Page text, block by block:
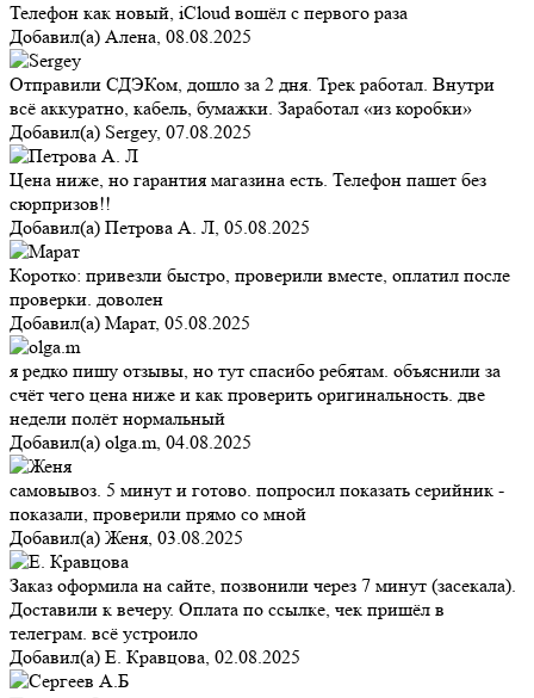
Телефон как новый, iCloud вошёл с первого раза
Добавил(а) Алена, 08.08.2025
Отправили СДЭКом, дошло за 2 дня. Трек работал. Внутри
всё аккуратно, кабель, бумажки. Заработал «из коробки»
Добавил(а) Sergey, 07.08.2025
Цена ниже, но гарантия магазина есть. Телефон пашет без
сюрпризов!!
Добавил(а) Петрова А. Л, 05.08.2025
Коротко: привезли быстро, проверили вместе, оплатил после
проверки. доволен
Добавил(а) Марат, 05.08.2025
я редко пишу отзывы, но тут спасибо ребятам. объяснили за
счёт чего цена ниже и как проверить оригинальность. две
недели полёт нормальный
Добавил(а) olga.m, 04.08.2025
самовывоз. 5 минут и готово. попросил показать серийник -
показали, проверили прямо со мной
Добавил(а) Женя, 03.08.2025
Заказ оформила на сайте, позвонили через 7 минут (засекала).
Доставили к вечеру. Оплата по ссылке, чек пришёл в
телеграм. всё устроило
Добавил(а) Е. Кравцова, 02.08.2025